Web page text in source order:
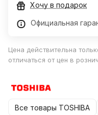
Хочу в подарок
Официальная
Цена действительна
отличаться от цен в
Все товары TOSHIBA